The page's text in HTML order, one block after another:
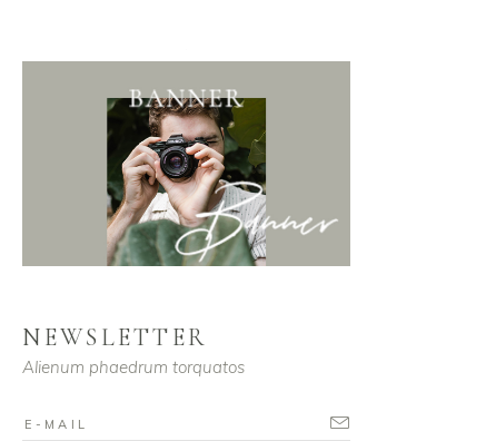
NEWSLETTER
Alienum phaedrum torquatos